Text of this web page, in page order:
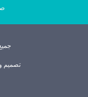
تصميم